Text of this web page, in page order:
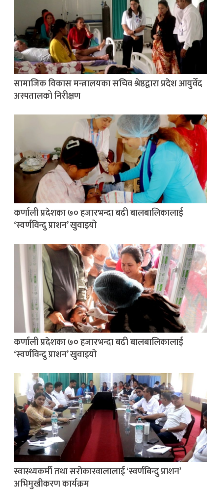
सामाजिक विकास मन्त्रालयका सचिव श्रेष्ठद्वारा प्रदेश आयुर्वेद
अस्पतालको निरीक्षण
कर्णाली प्रदेशका ७० हजारभन्दा बढी बालबालिकालाई
‘स्वर्णविन्दु प्राशन’ खुवाइयो
कर्णाली प्रदेशका ७० हजारभन्दा बढी बालबालिकालाई
‘स्वर्णविन्दु प्राशन’ खुवाइयो
स्वास्थ्यकर्मी तथा सरोकारवालालाई ‘स्वर्णबिन्दु प्राशन’
अभिमुखीकरण कार्यक्रम